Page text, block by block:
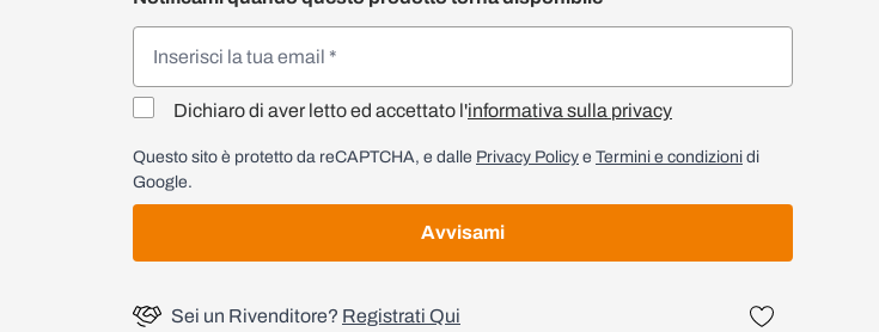
Dichiaro di aver letto ed accettato l'informativa sulla privacy
Questo sito è protetto da reCAPTCHA, e dalle Privacy Policy e Termini e condizioni di
Google.
Avvisami
Sei un Rivenditore? Registrati Qui